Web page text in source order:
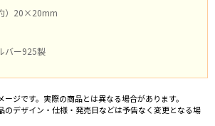
）20×20mm
バー925製
ジです。実際の商品とは異なる場合があります。
のデザイン・仕様・発売日などは予告なく変更となる場